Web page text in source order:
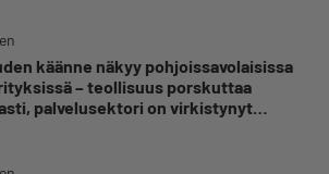
käänne näkyy pohjoissavolaisissa
– teollisuus porskuttaa
palvelusektori on virkistynyt